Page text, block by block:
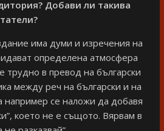
Добави ли такива
има думи и изречения на
определена атмосфера
трудно в превод на български
между реч на български и на
например се наложи да добавя
което не е същото. Вярвам в